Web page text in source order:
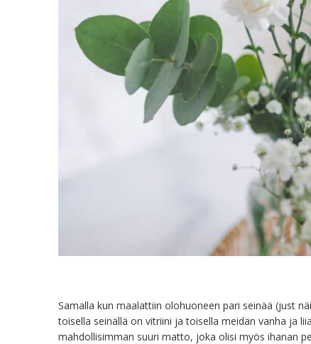
Samalla kun maalattiin olohuoneen pari seinää (just
toisella seinällä on vitriini ja toisella meidän vanha ja
mahdollisimman suuri matto, joka olisi myös ihanan